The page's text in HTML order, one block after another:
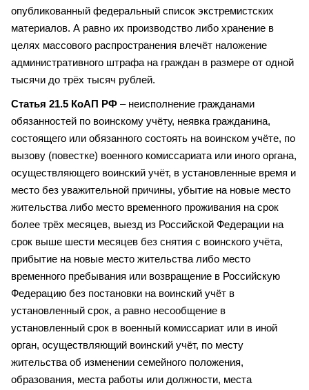
опубликованный федеральный список экстремистских
материалов. А равно их производство либо хранение в
целях массового распространения влечёт наложение
административного штрафа на граждан в размере от одной
тысячи до трёх тысяч рублей.
Статья 21.5 КоАП РФ – неисполнение гражданами
обязанностей по воинскому учёту, неявка гражданина,
состоящего или обязанного состоять на воинском учёте, по
вызову (повестке) военного комиссариата или иного органа,
осуществляющего воинский учёт, в установленные время и
место без уважительной причины, убытие на новые место
жительства либо место временного проживания на срок
более трёх месяцев, выезд из Российской Федерации на
срок выше шести месяцев без снятия с воинского учёта,
прибытие на новые место жительства либо место
временного пребывания или возвращение в Российскую
Федерацию без постановки на воинский учёт в
установленный срок, а равно несообщение в
установленный срок в военный комиссариат или в иной
орган, осуществляющий воинский учёт, по месту
жительства об изменении семейного положения,
образования, места работы или должности, места